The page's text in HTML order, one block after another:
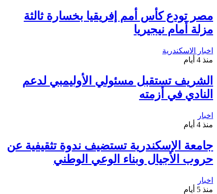
مصر تودع كأس أمم إفريقيا بخسارة ثالثة
مزلة أمام نيجيريا
اخبار الاسكندرية
منذ 4 أيام
الشريف تستقبل مسئولي الأوليمبي لدعم
النادي في أزمته
اخبار
منذ 4 أيام
جامعة الإسكندرية تستضيف ندوة تثقيفية عن
حروب الأجيال وبناء الوعي الوطني
اخبار
منذ 5 أيام